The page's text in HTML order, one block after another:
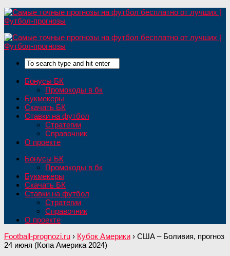
Бонусы БК
Промокоды в бк
Букмекеры
Скачать БК
Ставки на футбол
Стратегии
Справочник
О проекте
Бонусы БК
Промокоды в бк
Букмекеры
Скачать БК
Ставки на футбол
Стратегии
Справочник
О проекте
Football-prognozi.ru › Кубок Америки › США – Боливия, прогноз
24 июня (Копа Америка 2024)